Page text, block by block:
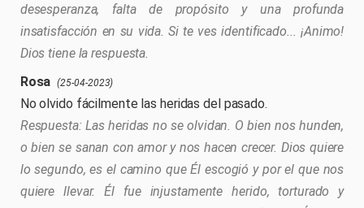
desesperanza, falta de propósito y una profunda
insatisfacción en su vida. Si te ves identificado... ¡Animo!
Dios tiene la respuesta.
Rosa (25-04-2023)
No olvido fácilmente las heridas del pasado.
Las heridas no se olvidan. O bien nos hunden,
o bien se sanan con amor y nos hacen crecer. Dios quiere
lo segundo, es el camino que Él escogió y por el que nos
quiere llevar. Él fue injustamente herido, torturado y